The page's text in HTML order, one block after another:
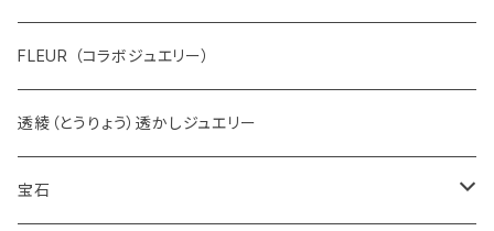
FLEUR （コラボジュエリー）
透綾（とうりょう）透かしジュエリー
宝石